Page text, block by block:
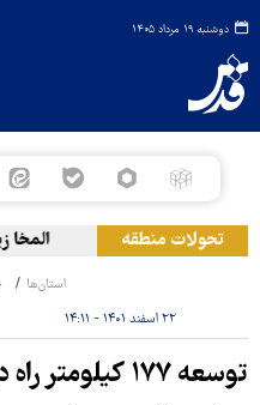
دوشنبه ۱۹ مرداد ۱۴۰۵
تحولات منطقه المخا زیر
استان‌ها
۲۲ اسفند ۱۴۰۱ - ۱۴:۱۱